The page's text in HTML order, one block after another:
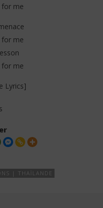
for me
for me
for me
Lyrics]
| THAÏLANDE